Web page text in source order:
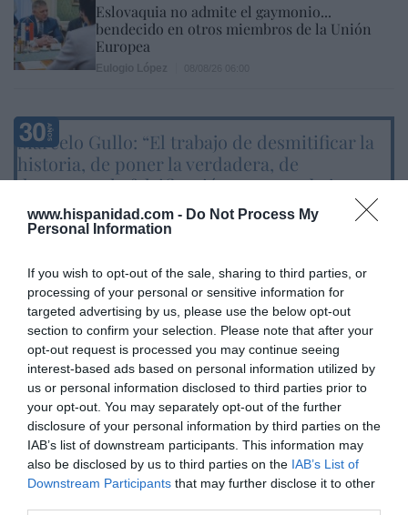
www.hispanidad.com - Do Not Process My
Personal Information
If you wish to opt-out of the sale, sharing to third parties, or
processing of your personal or sensitive information for
targeted advertising by us, please use the below opt-out
section to confirm your selection. Please note that after your
opt-out request is processed you may continue seeing
interest-based ads based on personal information utilized by
us or personal information disclosed to third parties prior to
your opt-out. You may separately opt-out of the further
disclosure of your personal information by third parties on the
IAB’s list of downstream participants. This information may
also be disclosed by us to third parties on the IAB’s List of
Downstream Participants that may further disclose it to other
Eslovaquia no admite el gaymonio...
bendecido en otros miembros de la Unión
Europea
Marcelo Gullo: “El trabajo de desmitificar la
historia, de poner la verdadera, de
desmontar la falsificación, es un trabajo
cristiano"
por Hispanidad
Artículos anteriores
DIARIO DE LA CORRUPCIÓN SANCHISTA
Diario de la corrupción sanchista. Hazte
Oír se manifiesta delante de La Mareta:
“Pedro Sánchez es un criminal”
por Redacción
Artículos anteriores
Opinión